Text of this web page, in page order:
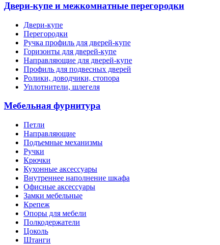
Двери-купе и межкомнатные перегородки
Двери-купе
Перегородки
Ручка профиль для дверей-купе
Горизонты для дверей-купе
Направляющие для дверей-купе
Профиль для подвесных дверей
Ролики, доводчики, стопора
Уплотнители, шлегеля
Мебельная фурнитура
Петли
Направляющие
Подъемные механизмы
Ручки
Крючки
Кухонные аксессуары
Внутреннее наполнение шкафа
Офисные аксессуары
Замки мебельные
Крепеж
Опоры для мебели
Полкодержатели
Цоколь
Штанги